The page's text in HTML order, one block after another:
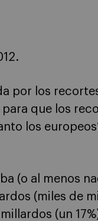
por los
que los
los
(o al menos
(miles de
(un